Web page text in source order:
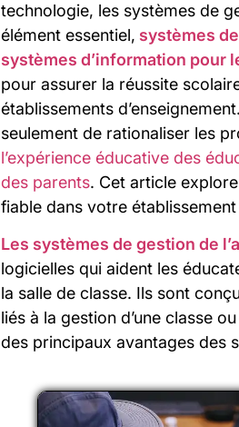
technologie, les systèmes de
élément essentiel, systèmes
systèmes d’information pour
pour assurer la réussite
établissements
seulement de rationaliser les
l’expérience éducative des
des parents. Cet article
fiable dans votre établissement
Les systèmes de gestion de
logicielles qui aident les
la salle de classe. Ils sont
liés à la gestion d’une classe
des principaux avantages des